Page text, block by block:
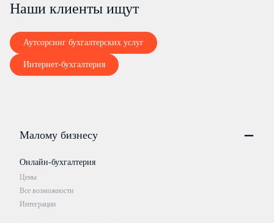
Наши клиенты ищут
Аутсорсинг бухгалтерских услуг
Интернет-бухгалтерия
Малому бизнесу
Онлайн-бухгалтерия
Цены
Все возможности
Интеграции